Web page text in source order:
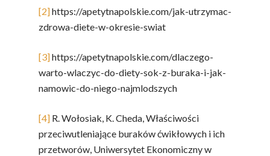
[2]https://apetytnapolskie.com/jak-utrzymac-
zdrowa-diete-w-okresie-swiat
[3]https://apetytnapolskie.com/dlaczego-
warto-wlaczyc-do-diety-sok-z-buraka-i-jak-
namowic-do-niego-najmlodszych
[4] R. Wołosiak, K. Cheda, Właściwości
przeciwutleniające buraków ćwikłowych i ich
przetworów, Uniwersytet Ekonomiczny w